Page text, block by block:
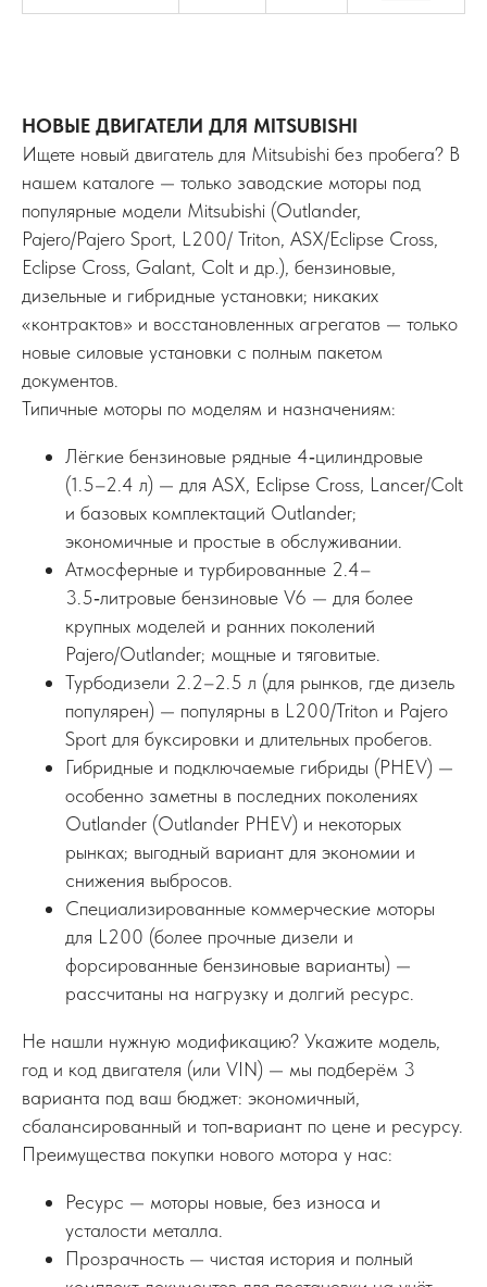
НОВЫЕ ДВИГАТЕЛИ ДЛЯ MITSUBISHI
Ищете новый двигатель для Mitsubishi без пробега? В
нашем каталоге — только заводские моторы под
популярные модели Mitsubishi (Outlander,
Pajero/Pajero Sport, L200/ Triton, ASX/Eclipse Cross,
Eclipse Cross, Galant, Colt и др.), бензиновые,
дизельные и гибридные установки; никаких
«контрактов» и восстановленных агрегатов — только
новые силовые установки с полным пакетом
документов.
Типичные моторы по моделям и назначениям:
Лёгкие бензиновые рядные 4‑цилиндровые
(1.5–2.4 л) — для ASX, Eclipse Cross, Lancer/Colt
и базовых комплектаций Outlander;
экономичные и простые в обслуживании.
Атмосферные и турбированные 2.4–
3.5‑литровые бензиновые V6 — для более
крупных моделей и ранних поколений
Pajero/Outlander; мощные и тяговитые.
Турбодизели 2.2–2.5 л (для рынков, где дизель
популярен) — популярны в L200/Triton и Pajero
Sport для буксировки и длительных пробегов.
Гибридные и подключаемые гибриды (PHEV) —
особенно заметны в последних поколениях
Outlander (Outlander PHEV) и некоторых
рынках; выгодный вариант для экономии и
снижения выбросов.
Специализированные коммерческие моторы
для L200 (более прочные дизели и
форсированные бензиновые варианты) —
рассчитаны на нагрузку и долгий ресурс.
Не нашли нужную модификацию? Укажите модель,
год и код двигателя (или VIN) — мы подберём 3
варианта под ваш бюджет: экономичный,
сбалансированный и топ‑вариант по цене и ресурсу.
Преимущества покупки нового мотора у нас:
Ресурс — моторы новые, без износа и
усталости металла.
Прозрачность — чистая история и полный